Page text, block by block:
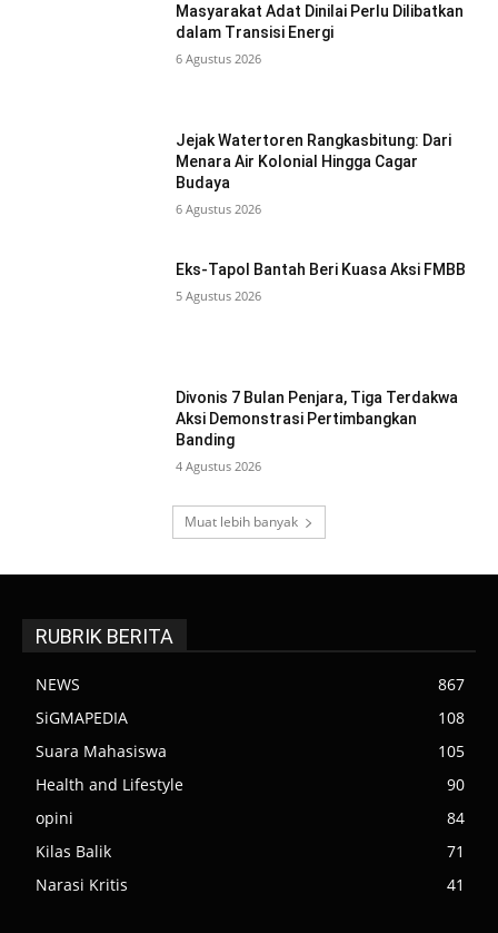
Masyarakat Adat Dinilai Perlu Dilibatkan
dalam Transisi Energi
6 Agustus 2026
Jejak Watertoren Rangkasbitung: Dari
Menara Air Kolonial Hingga Cagar
Budaya
6 Agustus 2026
Eks-Tapol Bantah Beri Kuasa Aksi FMBB
5 Agustus 2026
Divonis 7 Bulan Penjara, Tiga Terdakwa
Aksi Demonstrasi Pertimbangkan
Banding
4 Agustus 2026
Muat lebih banyak
RUBRIK BERITA
NEWS
867
SiGMAPEDIA
108
Suara Mahasiswa
105
Health and Lifestyle
90
opini
84
Kilas Balik
71
Narasi Kritis
41